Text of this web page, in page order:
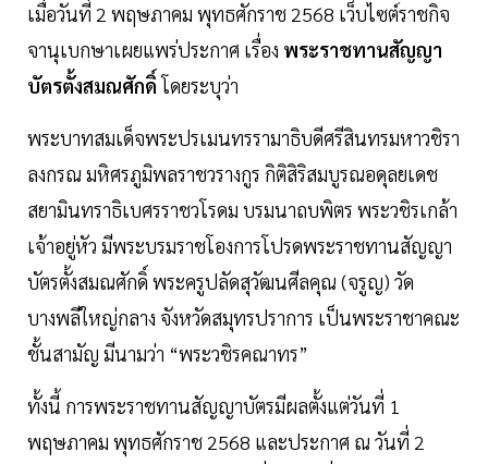
เมื่อวันที่ 2 พฤษภาคม พุทธศักราช 2568 เว็บไซต์ราชกิจ
จานุเบกษาเผยแพร่ประกาศ เรื่อง พระราชทานสัญญา
บัตรตั้งสมณศักดิ์โดยระบุว่า
พระบาทสมเด็จพระปรเมนทรรามาธิบดีศรีสินทรมหาวชิรา
ลงกรณ มหิศรภูมิพลราชวรางกูร กิติสิริสมบูรณอดุลยเดช
สยามินทราธิเบศรราชวโรดม บรมนาถบพิตร พระวชิรเกล้า
เจ้าอยู่หัว มีพระบรมราชโองการโปรดพระราชทานสัญญา
บัตรตั้งสมณศักดิ์ พระครูปลัดสุวัฒนศีลคุณ (จรูญ) วัด
บางพลีใหญ่กลาง จังหวัดสมุทรปราการ เป็นพระราชาคณะ
ชั้นสามัญ มีนามว่า “พระวชิรคณาทร”
ทั้งนี้ การพระราชทานสัญญาบัตรมีผลตั้งแต่วันที่ 1
พฤษภาคม พุทธศักราช 2568 และประกาศ ณ วันที่ 2